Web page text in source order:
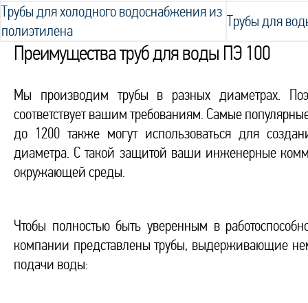
Трубы для холодного водоснабжения из
полиэтилена
Трубы для
Преимущества труб для воды ПЭ 100
Мы производим трубы в разных диаметрах.
соответствует вашим требованиям. Самые
до 1200 также могут использоваться для
диаметра. С такой защитой ваши инженерные
окружающей среды.
Чтобы полностью быть уверенным в
компании представлены трубы, выдерживающие
подачи воды: